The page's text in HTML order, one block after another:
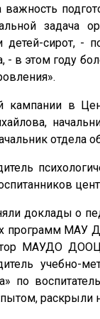
задача
сирот, -
- в этом году
кампании в
отдела
доклады о
программ
МАУДО
учебно-
по